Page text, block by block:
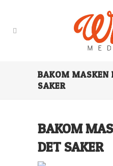
BAKOM MASKEN
SAKER
BAKOM
DET SAKER